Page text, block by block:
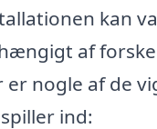
kan
af
er nogle af de
ind: